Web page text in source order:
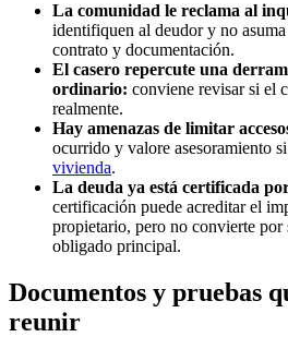
La comunidad le reclama al
identifiquen al deudor y no
contrato y documentación.
El casero repercute una
ordinario: conviene revisar si el
realmente.
Hay amenazas de limitar
ocurrido y valore asesoramiento
vivienda.
La deuda ya está certificada
certificación puede acreditar el
propietario, pero no convierte
obligado principal.
Documentos y pruebas
reunir